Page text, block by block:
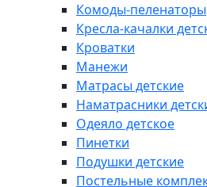
Комоды-пеленаторы
Кресла-качалки
Кроватки
Манежи
Матрасы детские
Наматрасники
Одеяло детское
Пинетки
Подушки детские
Постельные